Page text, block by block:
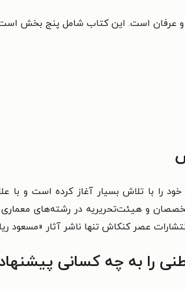
و عرفان است. این کتاب شامل پنج بخش
خود را با تلاش بسیار آغاز کرده است و
عصر کنکاش تنها ناشر آثار «مسعود
را به چه کسانی